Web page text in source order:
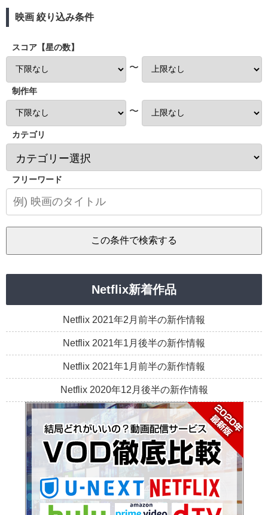
映画 絞り込み条件
スコア【星の数】
〜
制作年
〜
カテゴリ
フリーワード
Netflix新着作品
Netflix 2021年2月前半の新作情報
Netflix 2021年1月後半の新作情報
Netflix 2021年1月前半の新作情報
Netflix 2020年12月後半の新作情報